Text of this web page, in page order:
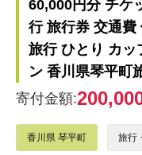
60,000円分 チケ
行 旅行券 交通費
旅行 ひとり カッ
ン 香川県琴平町
寄付金額:
香川県 琴平町 旅行